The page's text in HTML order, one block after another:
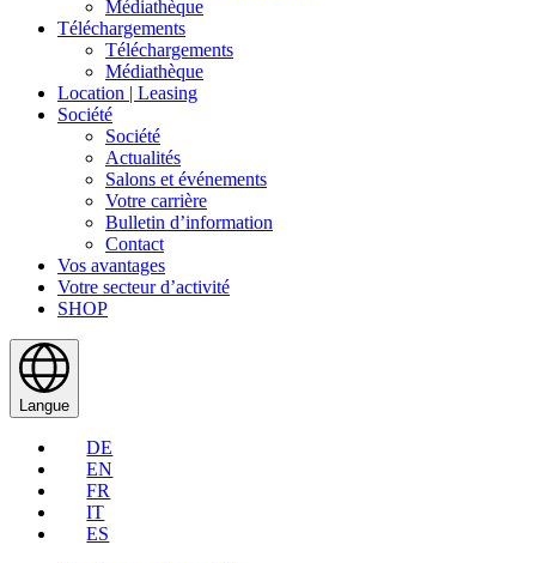
Médiathèque
Téléchargements
Téléchargements
Médiathèque
Location | Leasing
Société
Société
Actualités
Salons et événements
Votre carrière
Bulletin d’information
Contact
Vos avantages
Votre secteur d’activité
SHOP
Langue
DE
EN
FR
IT
ES